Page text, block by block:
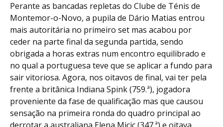
Perante as bancadas repletas do Clube de Ténis de
Montemor-o-Novo, a pupila de Dário Matias entrou
mais autoritária no primeiro set mas acabou por
ceder na parte final da segunda partida, sendo
obrigada a horas extras num encontro equilibrado e
no qual a portuguesa teve que se aplicar a fundo para
sair vitoriosa. Agora, nos oitavos de final, vai ter pela
frente a britânica Indiana Spink (759.ª), jogadora
proveniente da fase de qualificação mas que causou
sensação na primeira ronda do quadro principal ao